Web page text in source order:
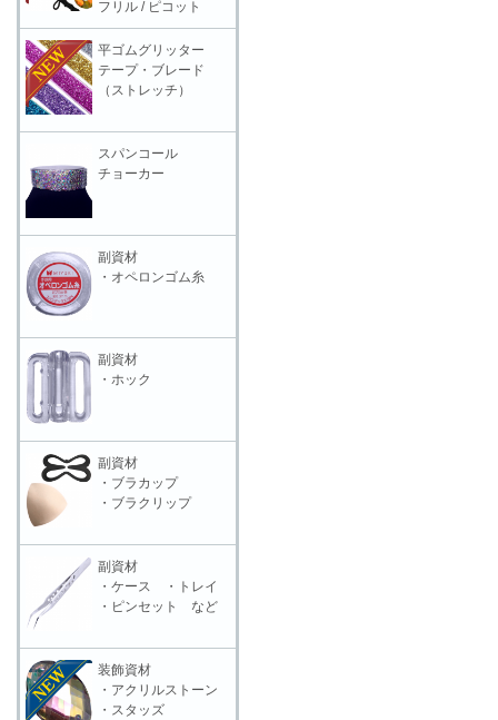
フリル / ピコット
平ゴムグリッター
テープ・ブレード
（ストレッチ）
スパンコール
チョーカー
副資材
・オペロンゴム糸
副資材
・ホック
副資材
・ブラカップ
・ブラクリップ
副資材
・ケース ・トレイ
・ピンセット など
装飾資材
・アクリルストーン
・スタッズ